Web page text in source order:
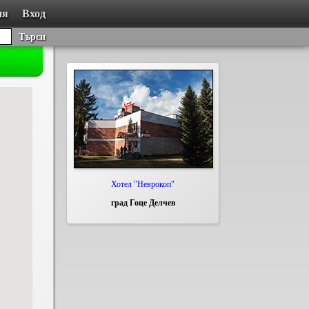
Вход
Търси
Хотел "Неврокоп"
град Гоце Делчев